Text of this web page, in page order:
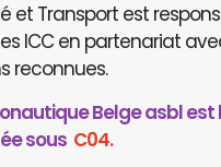
et Transport est
ICC en partenariat
reconnues.
Belge asbl
sous C04.